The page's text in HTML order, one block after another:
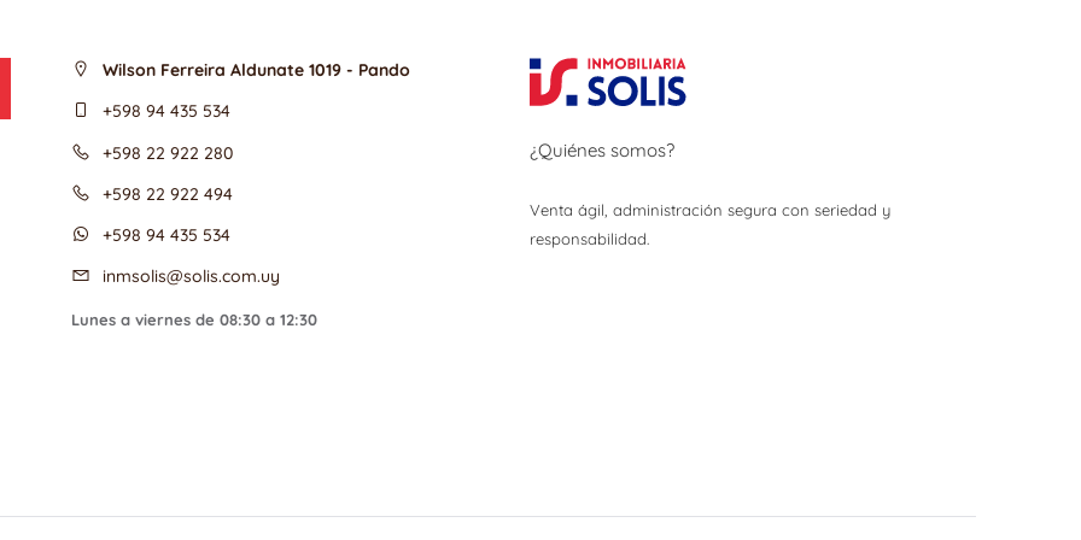
Wilson Ferreira Aldunate 1019 - Pando
+598 94 435 534
+598 22 922 280
+598 22 922 494
+598 94 435 534
inmsolis@solis.com.uy
Lunes a viernes de 08:30 a 12:30
¿Quiénes somos?
Venta ágil, administración segura con seriedad y
responsabilidad.